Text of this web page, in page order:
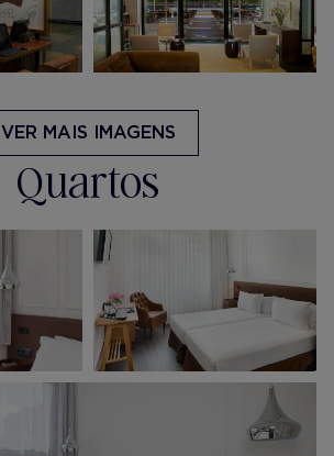
VER MAIS IMAGENS
Quartos